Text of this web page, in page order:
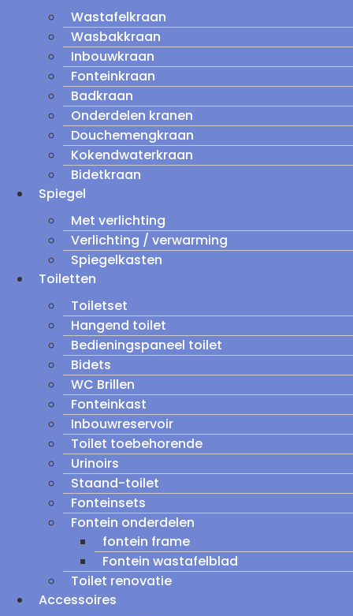
Wastafelkraan
Wasbakkraan
Inbouwkraan
Fonteinkraan
Badkraan
Onderdelen kranen
Douchemengkraan
Kokendwaterkraan
Bidetkraan
Spiegel
Met verlichting
Verlichting / verwarming
Spiegelkasten
Toiletten
Toiletset
Hangend toilet
Bedieningspaneel toilet
Bidets
WC Brillen
Fonteinkast
Inbouwreservoir
Toilet toebehorende
Urinoirs
Staand-toilet
Fonteinsets
Fontein onderdelen
fontein frame
Fontein wastafelblad
Toilet renovatie
Accessoires